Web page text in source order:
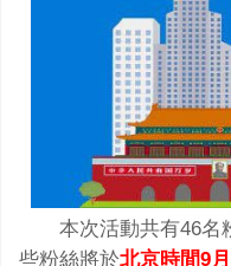
本次活動共有46名
些粉絲將於北京時間9